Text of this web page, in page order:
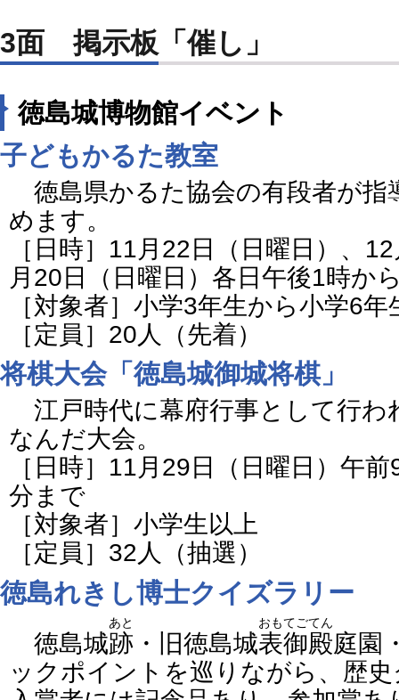
3面 掲示板「催し」
徳島城博物館イベント
子どもかるた教室
徳島県かるた協会の有段者が指
めます。
［日時］11月22日（日曜日）、
月20日（日曜日）各日午後1時か
［対象者］小学3年生から小学6年
［定員］20人（先着）
将棋大会「徳島城御城将棋」
江戸時代に幕府行事として行わ
なんだ大会。
［日時］11月29日（日曜日）午
分まで
［対象者］小学生以上
［定員］32人（抽選）
徳島れきし博士クイズラリー
徳島城跡
あと
・旧徳島城表御殿
おもてごてん
庭園
ックポイントを巡りながら、歴